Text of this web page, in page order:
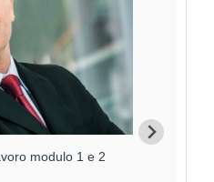
modulo 1 e 2